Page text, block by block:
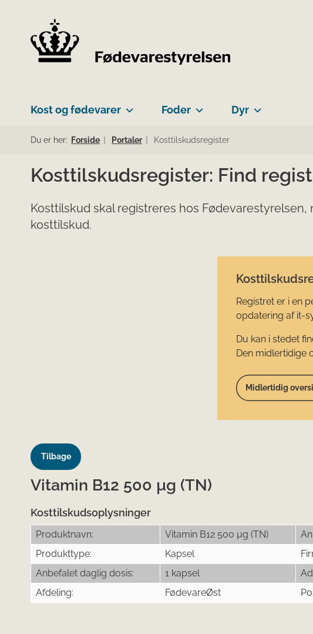
Kost og fødevarer Foder Dyr
Du er her: Forside Portaler Kosttilskudsregister
Kosttilskudsregister: Find
Kosttilskud skal registreres hos
kosttilskud.
Registret er i en
opdatering af it-
Du kan i stedet
Den midlertidige
Midlertidig
Tilbage
Vitamin B12 500 µg (TN)
Kosttilskudsoplysninger
Produktnavn: Vitamin B12 500 µg (TN)
Produkttype:
Kapsel
Anbefalet daglig dosis:
1 kapsel
Afdeling:
FødevareØst